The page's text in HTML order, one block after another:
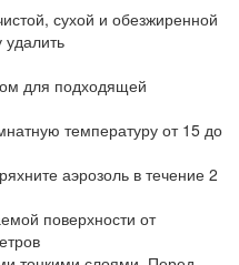
сухой и обезжиренной
удалить
для подходящей
температуру от 15 до
аэрозоль в течение 2
поверхности от